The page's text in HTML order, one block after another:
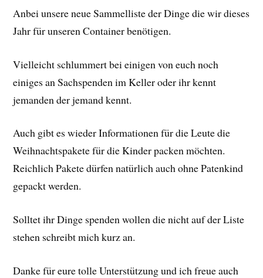
Anbei unsere neue Sammelliste der Dinge die wir dieses
Jahr für unseren Container benötigen.
Vielleicht schlummert bei einigen von euch noch
einiges an Sachspenden im Keller oder ihr kennt
jemanden der jemand kennt.
Auch gibt es wieder Informationen für die Leute die
Weihnachtspakete für die Kinder packen möchten.
Reichlich Pakete dürfen natürlich auch ohne Patenkind
gepackt werden.
Solltet ihr Dinge spenden wollen die nicht auf der Liste
stehen schreibt mich kurz an.
Danke für eure tolle Unterstützung und ich freue auch